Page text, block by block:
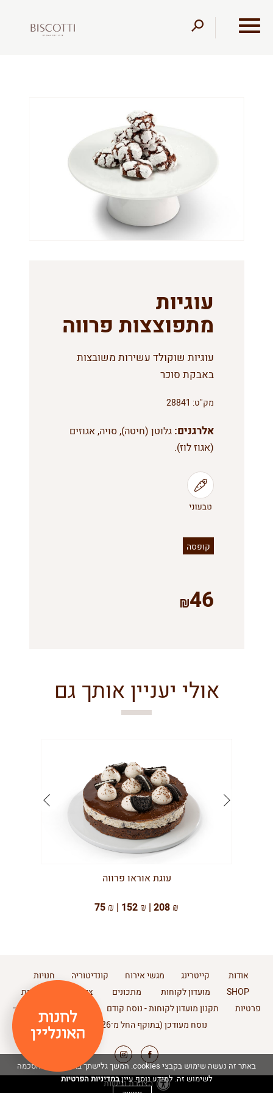
באתר זה נעשה שימוש בקבצי cookies. המשך גלישתך באתר מהווה הסכמה
לשימוש זה. למידע נוסף עייןבמדיניות הפרטיות
עמוד הבית עוגות פרווה
עוגיות
עוגיות
מתפוצצות פרווה
עוגיות שוקולד עשירות משובצות
באבקת סוכר
מק"ט: 28841
אלרגנים:גלוטן (חיטה), סויה, אגוזים
(אגוז לוז).
קופסה
46
אולי יעניין אותך גם
עוגת אוראו פרווה
75 ₪ | 152 ₪ | 208 ₪
אודות קייטרינג מגשי אירוח קונדיטוריה
חנויות
SHOP
מועדון לקוחות מתכונים צור קשר
מדיניות
פרטיות
תקנון מועדון לקוחות - נוסח קודם
תקנון מועדון לקוחות –
נוסח מעודכן (בתוקף החל מ־11.2.2026)
הצהרת נגישות